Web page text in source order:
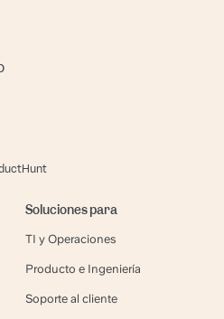
Soluciones para
TI y Operaciones
Producto e Ingeniería
Soporte al cliente